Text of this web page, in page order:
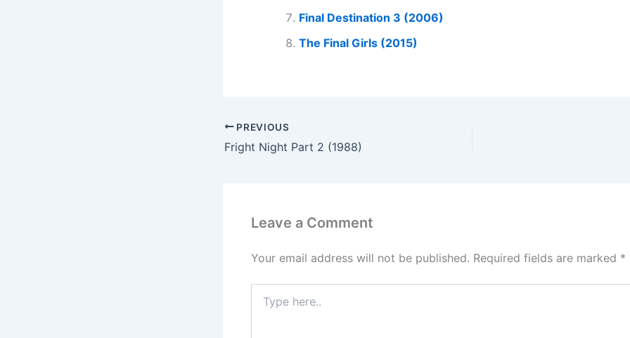
Final Destination 3 (2006)
The Final Girls (2015)
PREVIOUS
Fright Night Part 2 (1988)
Leave a Comment
Your email address will not be published. Required fields are marked *
here..